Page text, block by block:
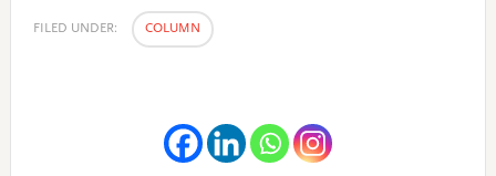
FILED UNDER: COLUMN